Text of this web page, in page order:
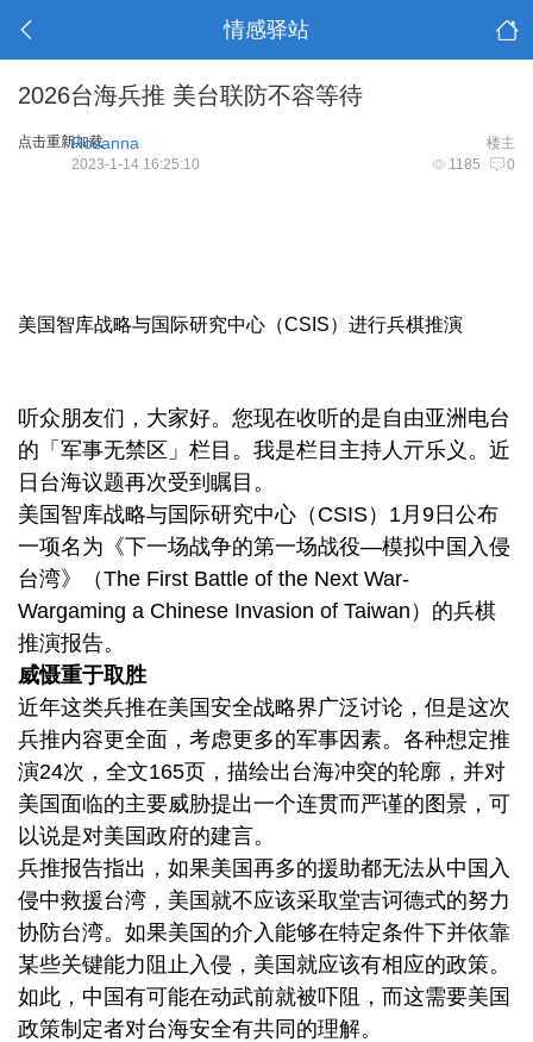
情感驿站
2026台海兵推 美台联防不容等待
点击重新加载 楼主
Rosanna
1185 0
2023-1-14 16:25:10
美国智库战略与国际研究中心（CSIS）进行兵棋推演
听众朋友们，大家好。您现在收听的是自由亚洲电台
的「军事无禁区」栏目。我是栏目主持人亓乐义。近
日台海议题再次受到瞩目。
美国智库战略与国际研究中心（CSIS）1月9日公布
一项名为《下一场战争的第一场战役—模拟中国入侵
台湾》（The First Battle of the Next War-
Wargaming a Chinese Invasion of Taiwan）的兵棋
推演报告。
威慑重于取胜
近年这类兵推在美国安全战略界广泛讨论，但是这次
兵推内容更全面，考虑更多的军事因素。各种想定推
演24次，全文165页，描绘出台海冲突的轮廓，并对
美国面临的主要威胁提出一个连贯而严谨的图景，可
以说是对美国政府的建言。
兵推报告指出，如果美国再多的援助都无法从中国入
侵中救援台湾，美国就不应该采取堂吉诃德式的努力
协防台湾。如果美国的介入能够在特定条件下并依靠
某些关键能力阻止入侵，美国就应该有相应的政策。
如此，中国有可能在动武前就被吓阻，而这需要美国
政策制定者对台海安全有共同的理解。